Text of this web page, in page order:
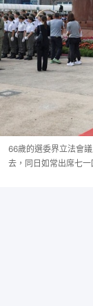
66歲的選委界立法會
去，同日如常出席七一